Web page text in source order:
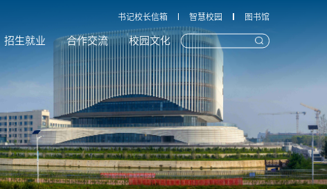
书记校长信箱 智慧校园 图书馆
招生就业 合作交流 校园文化